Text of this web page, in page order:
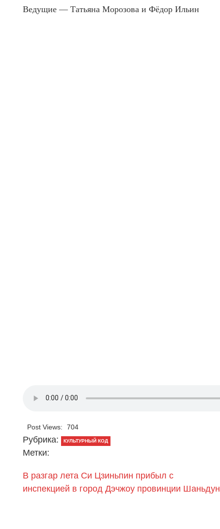
Ведущие — Татьяна Морозова и Фёдор Ильин
Post Views: 704
Рубрика: КУЛЬТУРНЫЙ КОД
Метки:
В разгар лета Си Цзиньпин прибыл с
инспекцией в город Дэчжоу провинции Шаньдун